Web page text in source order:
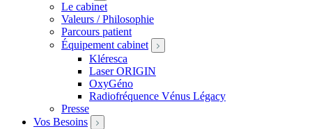
Le cabinet
Valeurs / Philosophie
Parcours patient
Équipement cabinet
Kléresca
Laser ORIGIN
OxyGéno
Radiofréquence Vénus Légacy
Presse
Vos Besoins